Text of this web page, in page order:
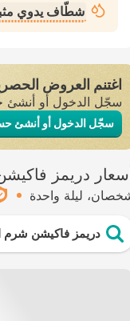
شطّاف يدوي
اغتنم العروض
سجّل الدخول أو
سجّل الدخول أو أنشئ
أسعار دريمز
ليلة واحدة
دريمز فاكيشن شرم